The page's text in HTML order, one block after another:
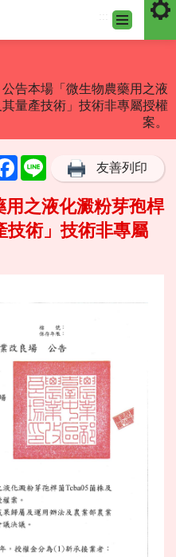
公告本場「微生物農藥用之液
量產技術」技術非專屬授權
案。
FacebookLine 友善列印
之液化澱粉芽孢桿
技術」技術非專屬